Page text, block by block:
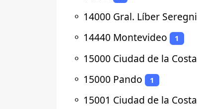
⚬ 14000 Gral. Líber Seregni
⚬ 14440 Montevideo 1
⚬ 15000 Ciudad de la Costa
⚬ 15000 Pando 1
⚬ 15001 Ciudad de la Costa